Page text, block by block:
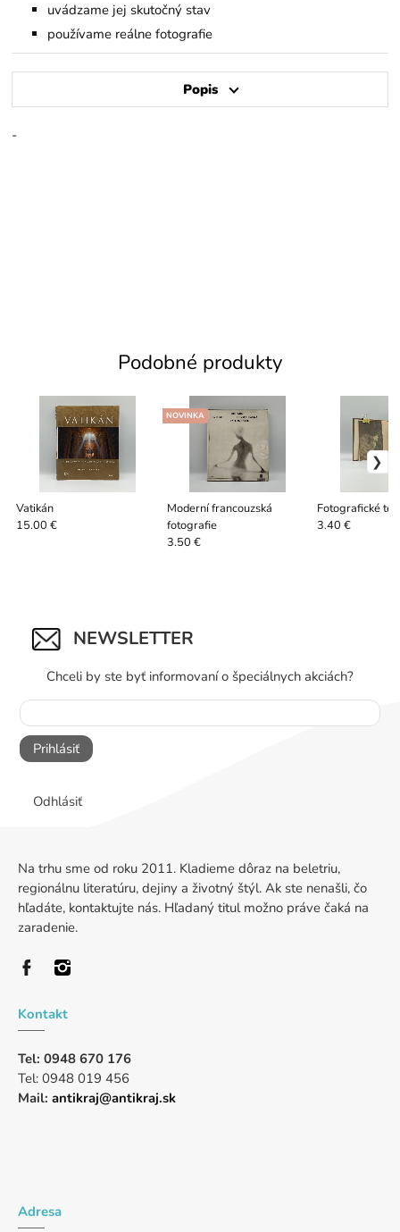
uvádzame jej skutočný stav
používame reálne fotografie
Popis
-
Podobné produkty
Vatikán
15.00 €
Moderní francouzská
fotografie
NOVINKA
3.50 €
Fotografické
3.40 €
NEWSLETTER
Chceli by ste byť informovaní o špeciálnych akciách?
Prihlásiť
Odhlásiť
Na trhu sme od roku 2011. Kladieme dôraz na beletriu,
regionálnu literatúru, dejiny a životný štýl. Ak ste nenašli, čo
hľadáte, kontaktujte nás. Hľadaný titul možno práve čaká na
zaradenie.
Kontakt
Tel: 0948 670 176
Tel: 0948 019 456
Mail: antikraj@antikraj.sk
Adresa